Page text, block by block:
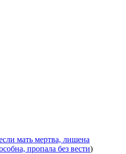
мать мертва, лишена
пропала без вести)